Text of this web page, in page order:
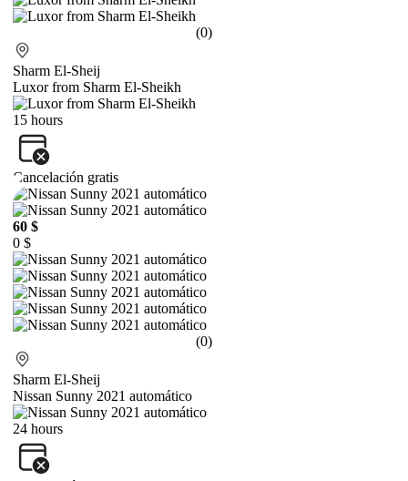
(0)
Sharm El-Sheij
Luxor from Sharm El-Sheikh
15 hours
Cancelación gratis
60 $
0 $
(0)
Sharm El-Sheij
Nissan Sunny 2021 automático
24 hours